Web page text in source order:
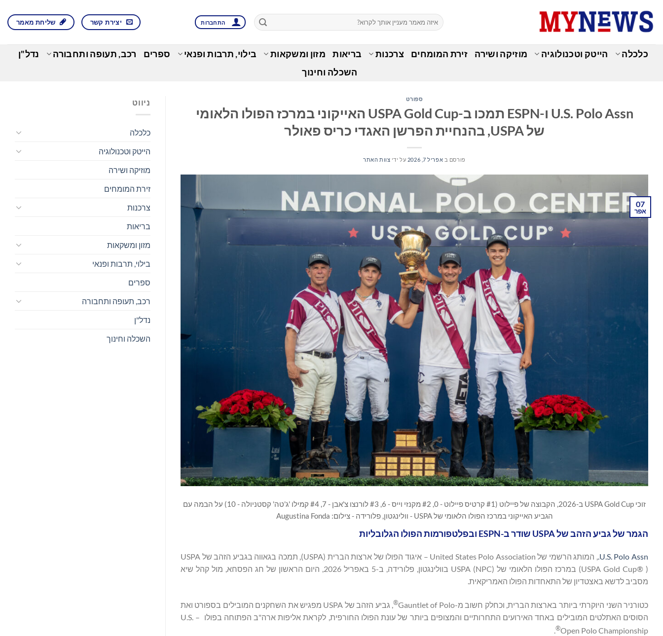
content
התחברות יצירת קשר שליחת מאמר
כלכלה הייטק וטכנולוגיה מוזיקה ושירה זירת המומחים צרכנות בריאות מזון ומשקאות בילוי, תרבות ופנאי ספרים רכב, תעופה ותחבורה
נדל"ן
השכלה וחינוך
ספורט
U.S. Polo Assn ו-ESPN תמכו ב-USPA Gold Cup האייקוני במרכז הפולו הלאומי
של USPA, בהנחיית הפרשן האגדי כריס פאולר
פורסם ב אפריל 7, 2026 על ידי צוות האתר
07
אפר
זוכי USPA Gold Cup ב-2026, הקבוצה של פיילוט (#1 קרטיס פיילוט - 0, #2 מקנזי וייס - 6, #3 לורנצו צ'אבן - 7, #4 קמילו 'ג'טה' קסטניולה - 10) על הבמה עם
הגביע האייקוני במרכז הפולו הלאומי של USPA - וולינגטון, פלורידה - צילום: Augustina Fonda
הגמר של גביע הזהב של USPA שודר ב-ESPN ובפלטפורמות הפולו הגלובליות
U.S. Polo Assn.
, המותג הרשמי של United States Polo Association – איגוד הפולו של ארצות הברית (USPA), תמכה בגאווה בגביע הזהב של USPA
(USPA Gold Cup® ) במרכז הפולו הלאומי של USPA (NPC) בוולינגטון, פלורידה, ב-5 באפריל 2026, היום הראשון של חג הפסחא, מול קהל שיא
מסביב לדשא באצטדיון של התאחדות הפולו האמריקאית.
כטורניר השני היוקרתי ביותר בארצות הברית, וכחלק חשוב מ-Gauntlet of Polo ®
, גביע הזהב של USPA מפגיש את השחקנים המובילים בספורט ואת
הסוסים האתלטים המובילים באחד האירועים התחרותיים והמצופים ביותר של עונת הפולו החורפית, לקראת אליפות ארה"ב הפתוחה בפולו – U.S.
Open Polo Championship
®
.
ניווט
כלכלה
הייטק וטכנולוגיה
מוזיקה ושירה
זירת המומחים
צרכנות
בריאות
מזון ומשקאות
בילוי, תרבות ופנאי
ספרים
רכב, תעופה ותחבורה
נדל"ן
השכלה וחינוך